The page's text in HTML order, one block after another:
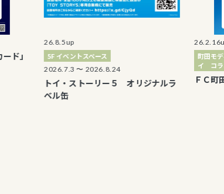
26.8.5up
5F イベントスペース
2026.7.3 〜 2026.8.24
トイ・ストーリー５ オリジナルラ
26.2.16up
町田モディ１Ｆ
イ コラボラウン
ＦＣ町田ゼル